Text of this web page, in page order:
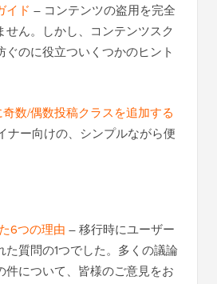
イド – コンテンツの盗用を完全
せん。しかし、コンテンツスク
ぐのに役立ついくつかのヒント
数/偶数投稿クラスを追加する
ナー向けの、シンプルながら便
6つの理由 – 移行時にユーザー
質問の1つでした。多くの議論
件について、皆様のご意見をお